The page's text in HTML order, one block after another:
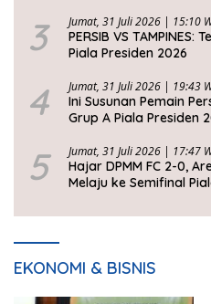
3 Jumat, 31 Juli 2026 | 15:10
PERSIB VS
Piala Presiden 2026
4 Jumat, 31 Juli 2026 | 19:43
Ini Susunan Pemain
Grup A Piala Presiden
5 Jumat, 31 Juli 2026 | 17:47
Hajar DPMM FC 2-0,
Melaju ke Semifinal
EKONOMI & BISNIS